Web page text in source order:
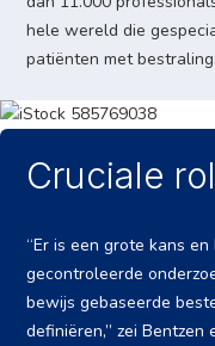
hele wereld die
patiënten met
Cruciale
“Er is een grote kans
gecontroleerde
bewijs gebaseerde
definiëren,” zei Bentzen